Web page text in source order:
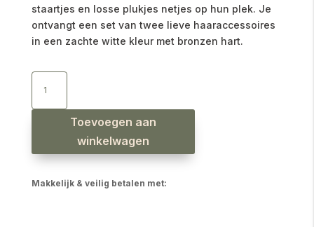
staartjes en losse plukjes netjes op hun plek. Je
ontvangt een set van twee lieve haaraccessoires
in een zachte witte kleur met bronzen hart.
Haarelastiekjes
bloemetje
brons
aantal
Toevoegen aan
winkelwagen
Makkelijk & veilig betalen met: